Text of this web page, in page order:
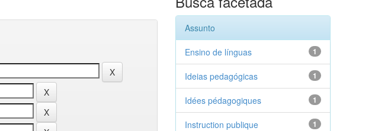
Assunto
1
Ensino de línguas
1
Ideias pedagógicas
1
Idées pédagogiques
1
Instruction publique